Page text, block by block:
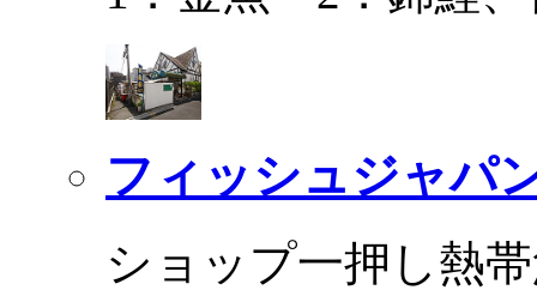
フィッシュジャパ
ショップ一押し熱